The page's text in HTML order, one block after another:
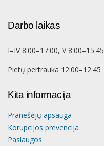
Darbo laikas
I–IV 8:00–17:00, V 8:00–15:45
Pietų pertrauka 12:00–12:45
Kita informacija
Pranešėjų apsauga
Korupcijos prevencija
Paslaugos